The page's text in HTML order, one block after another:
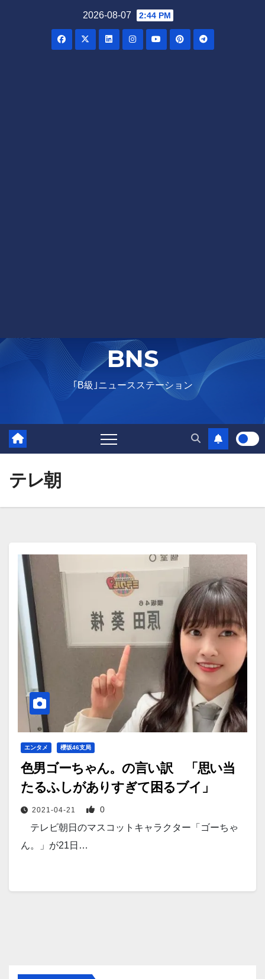
2026-08-07 2:44 PM
BNS
｢B級｣ニュースステーション
テレ朝
エンタメ 櫻坂46支局
色男ゴーちゃん。の言い訳 「思い当
たるふしがありすぎて困るブイ」
2021-04-21 0
テレビ朝日のマスコットキャラクター「ゴーちゃ
ん。」が21日…